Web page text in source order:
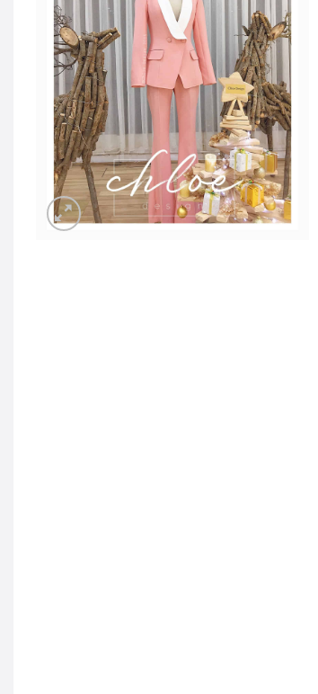
EUR -€
GBP -£
British Pound Sterling
VND -₫
CNY -CN¥
Chinese Yuan
Japanese Yen